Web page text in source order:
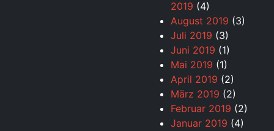
2019 (4)
August 2019 (3)
Juli 2019 (3)
Juni 2019 (1)
Mai 2019 (1)
April 2019 (2)
März 2019 (2)
Februar 2019 (2)
Januar 2019 (4)